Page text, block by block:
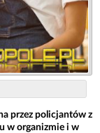
przez policjantów z
w organizmie i w